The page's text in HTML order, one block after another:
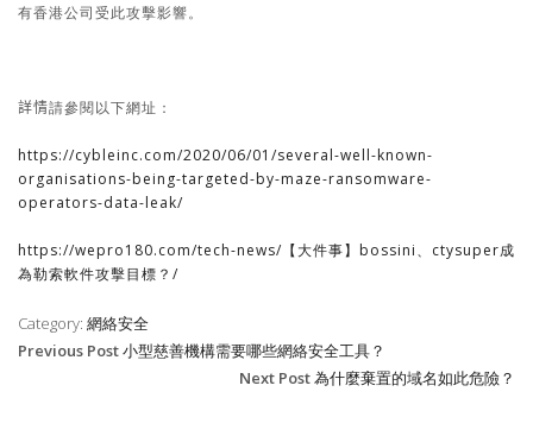
有香港公司受此攻擊影響。
詳情請參閱以下網址：
https://cybleinc.com/2020/06/01/several-well-known-
organisations-being-targeted-by-maze-ransomware-
operators-data-leak/
https://wepro180.com/tech-news/【大件事】bossini、ctysuper成
為勒索軟件攻擊目標？/
Category: 網絡安全
Previous Post小型慈善機構需要哪些網絡安全工具？
Next Post為什麼棄置的域名如此危險？